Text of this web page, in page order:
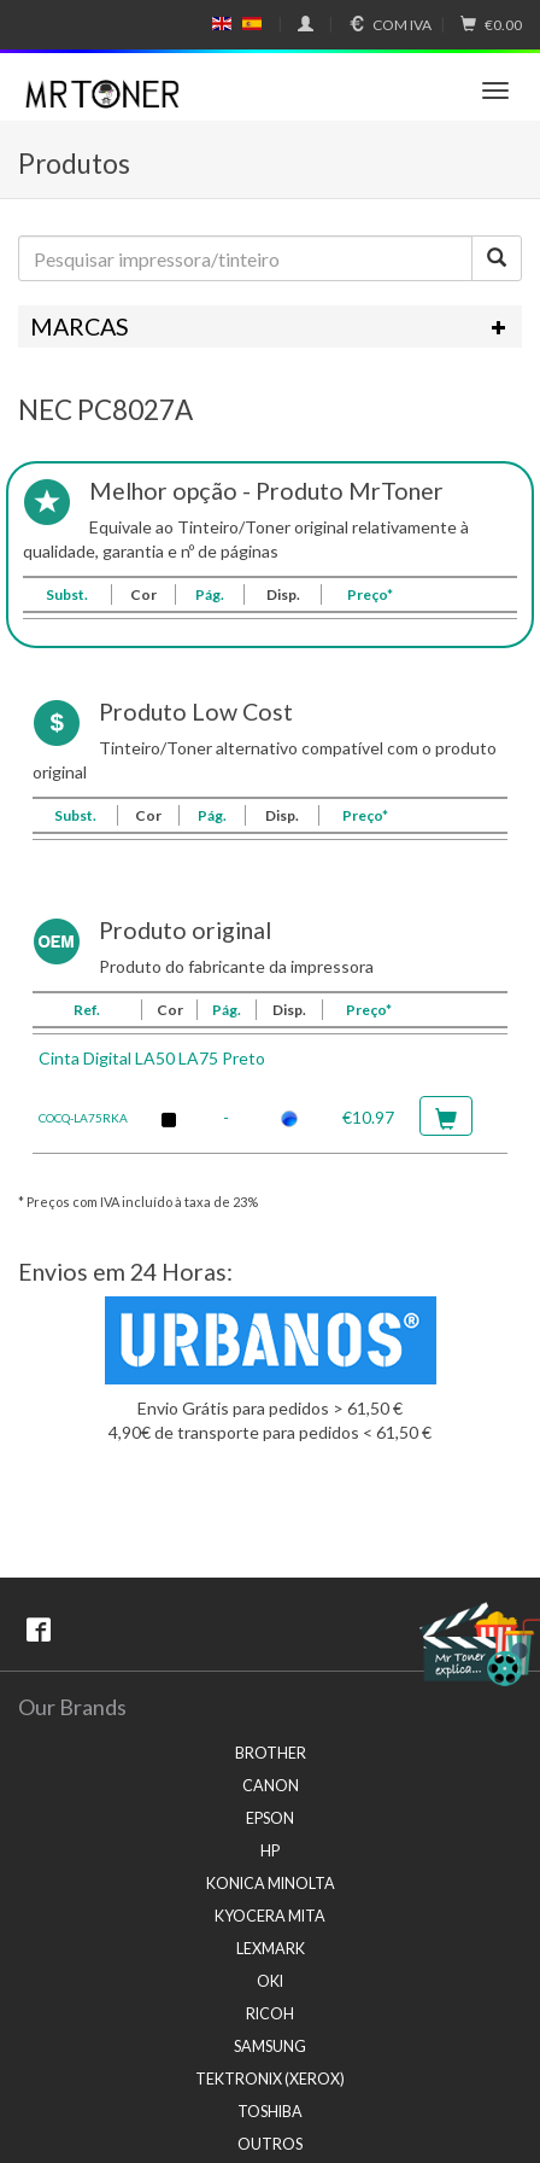
N
SP
COM IVA €0.00
T
n
a
v
g
Produtos
MARCAS
NEC PC8027A
Melhor opção - Produto MrToner
Equivale ao Tinteiro/Toner original relativamente à
qualidade, garantia e nº de páginas
Subst. Cor Pág. Disp. Preço*
Produto Low Cost
Tinteiro/Toner alternativo compatível com o produto
original
Subst. Cor Pág. Disp. Preço*
Produto original
Produto do fabricante da impressora
Ref. Cor Pág. Disp. Preço*
Cinta Digital LA50 LA75 Preto
COCQ-LA75RKA - €10.97
* Preços com IVA incluído à taxa de 23%
Envios em 24 Horas:
Envio Grátis para pedidos > 61,50 €
4,90€ de transporte para pedidos < 61,50 €
Our Brands
BROTHER
CANON
EPSON
HP
KONICA MINOLTA
KYOCERA MITA
LEXMARK
OKI
RICOH
SAMSUNG
TEKTRONIX (XEROX)
TOSHIBA
OUTROS